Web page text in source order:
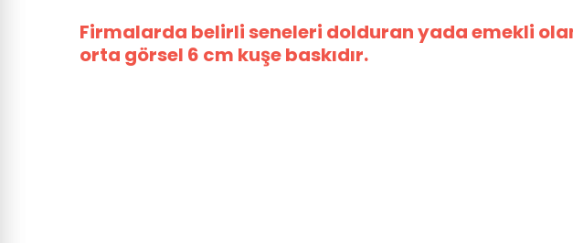
Firmalarda belirli seneleri dolduran yada emekli
orta görsel 6 cm kuşe baskıdır.